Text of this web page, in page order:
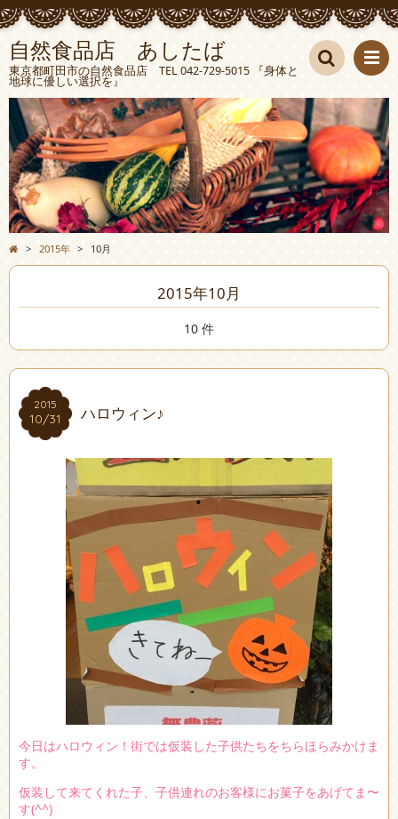
自然食品店 あしたば
東京都町田市の自然食品店 TEL 042-729-5015 『身体と
地球に優しい選択を』 検索
> 2015年 > 10月
2015年10月
10 件
2015
10/31
2015
10/31 ハロウィン♪
今日はハロウィン！街では仮装した子供たちをちらほらみかけま
す。
仮装して来てくれた子、子供連れのお客様にお菓子をあげてま〜
す(^^)